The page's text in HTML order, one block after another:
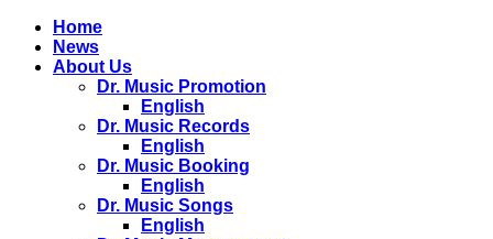
Home
News
About Us
Dr. Music Promotion
English
Dr. Music Records
English
Dr. Music Booking
English
Dr. Music Songs
English